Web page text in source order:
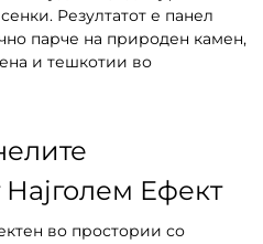
Резултатот е панел
парче на природен камен,
и тешкотии во
Ефект
во простории со